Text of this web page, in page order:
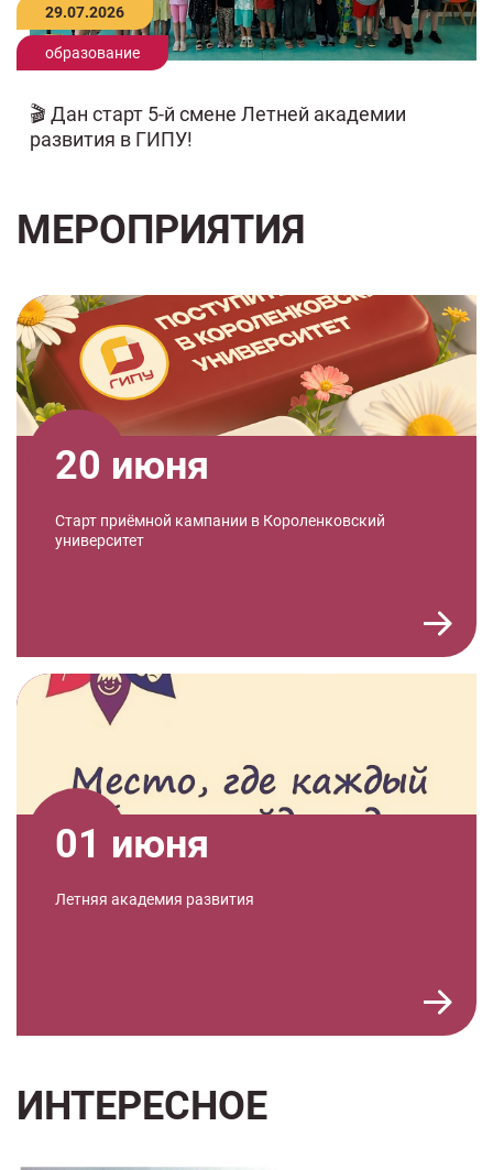
29.07.2026
образование
🎬 Дан старт 5-й смене Летней академии
развития в ГИПУ!
МЕРОПРИЯТИЯ
20 июня
Старт приёмной кампании в Короленковский
университет
01 июня
Летняя академия развития
ИНТЕРЕСНОЕ